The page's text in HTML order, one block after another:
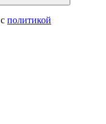
политикой